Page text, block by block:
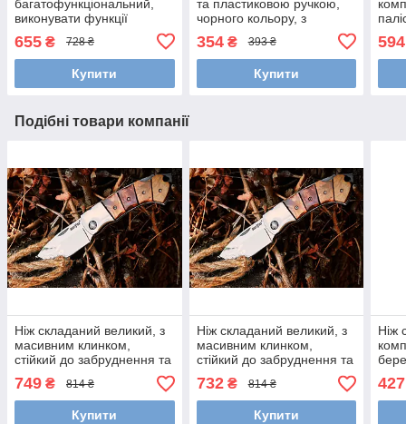
багатофункціональний,
виконувати функції
штопора, великий
655 ₴ 728 ₴
Купити
та пластиковою ручкою,
чорного кольору, з
малюнком на лезі ножа,
легкий
354₴ 393 ₴
Купити
594
Подібні товари компанії
Ніж складаний великий, з
масивним клинком,
стійкий до забруднення та
вологи, рукоять з капової
берези,
749 ₴ 814 ₴
Купити
Ніж складаний великий, з
масивним клинком,
стійкий до забруднення та
вологи, рукоять з капової
берези,
732₴ 814 ₴
Купити
Ніж
427